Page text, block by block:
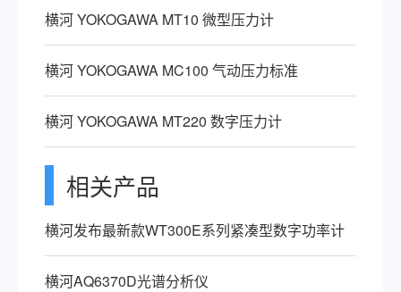
横河 YOKOGAWA MT10 微型压力计
横河 YOKOGAWA MC100 气动压力标准
横河 YOKOGAWA MT220 数字压力计
相关产品
横河发布最新款WT300E系列紧凑型数字功率计
横河AQ6370D光谱分析仪